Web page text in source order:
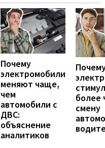
Почему
электромобили
меняют чаще,
чем
автомобили с
ДВС:
объяснение
аналитиков
более
смену